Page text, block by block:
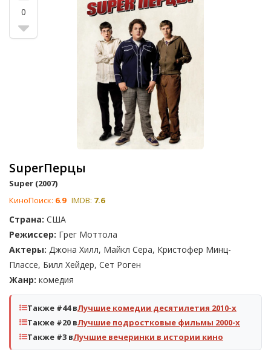
0
SuperПерцы
Super (2007)
КиноПоиск: 6.9 IMDB: 7.6
Страна: США
Режиссер: Грег Моттола
Актеры: Джона Хилл, Майкл Сера, Кристофер Минц-
Плассе, Билл Хейдер, Сет Роген
Жанр: комедия
Также #44 вЛучшие комедии десятилетия 2010-х
Также #20 вЛучшие подростковые фильмы 2000-х
Также #3 вЛучшие вечеринки в истории кино